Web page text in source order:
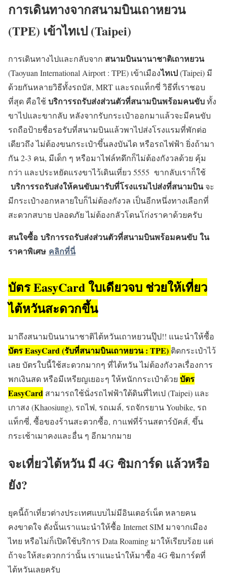
การเดินทางจากสนามบินเถาหยวน
(TPE) เข้าไทเป (Taipei)
การเดินทางไปและกลับจาก สนามบินนานาชาติเถาหยวน
(Taoyuan International Airport : TPE) เข้าเมืองไทเป(Taipei) มี
ด้วยกันหลายวิธีทั้งรถบัส, MRT และรถแท็กซี่ วิธีที่เราชอบ
ที่สุด คือใช้บริการรถรับส่งส่วนตัวที่สนามบินพร้อมคนขับทั้ง
ขาไปและขากลับ หลังจากรับกระเป๋าออกมาแล้วจะมีคนขับ
รถถือป้ายชื่อรอรับที่สนามบินแล้วพาไปส่งโรงแรมที่พักต่อ
เดียวถึง ไม่ต้องขนกระเป๋าขึ้นลงบันได หรือรถไฟฟ้า ยิ่งถ้ามา
กัน 2-3 คน, มีเด็ก ๆ หรือมาไฟล์ทดึกก็ไม่ต้องกังวลด้วย คุ้ม
กว่า และประหยัดแรงขาไว้เดินเที่ยว 5555 ขากลับเราก็ใช้
บริการรถรับส่งให้คนขับมารับที่โรงแรมไปส่งที่สนามบินจะ
มีกระเป๋างอกหลายใบก็ไม่ต้องกังวล เป็นอีกหนึ่งทางเลือกที่
สะดวกสบาย ปลอดภัย ไม่ต้องกลัวโดนโก่งราคาด้วยครับ
สนใจซื้อ บริการรถรับส่งส่วนตัวที่สนามบินพร้อมคนขับ ใน
ราคาพิเศษ คลิกที่นี่
บัตร EasyCardใบเดียวจบ ช่วยให้เที่ยว
ไต้หวันสะดวกขึ้น
มาถึงสนามบินนานาชาติไต้หวันเถาหยวนปุ๊ป!! แนะนำให้ซื้อ
บัตร EasyCard (รับที่สนามบินเถาหยวน : TPE) ติดกระเป๋าไว้
เลย บัตรใบนี้ใช้สะดวกมากๆ ที่ไต้หวัน ไม่ต้องกังวลเรื่องการ
พกเงินสด หรือมีเหรียญเยอะๆ ให้หนักกระเป๋าด้วย บัตร
EasyCard สามารถใช้นั่งรถไฟฟ้าใต้ดินที่ไทเป (Taipei) และ
เกาสง (Khaosiung), รถไฟ, รถเมล์, รถจักรยาน Youbike, รถ
แท็กซี่, ซื้อของร้านสะดวกซื้อ, กาแฟที่ร้านสตาร์บัคส์, ขึ้น
กระเช้าเมาคงและอื่น ๆ อีกมากมาย
จะเที่ยวไต้หวัน มี 4G ซิมการ์ด แล้วหรือ
ยัง?
ยุคนี้ถ้าเที่ยวต่างประเทศแบบไม่มีอินเตอร์เน็ต หลายคน
คงขาดใจ ดังนั้นเราแนะนำให้ซื้อ Internet SIM มาจากเมือง
ไทย หรือไม่ก็เปิดใช้บริการ Data Roaming มาให้เรียบร้อย แต่
ถ้าจะให้สะดวกกว่านั้น เราแนะนำให้มาซื้อ 4G ซิมการ์ดที่
ไต้หวันเลยครับ